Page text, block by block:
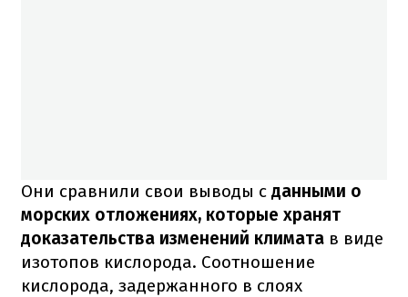
Они сравнили свои выводы с данными о
морских отложениях, которые хранят
доказательства изменений климата в виде
изотопов кислорода. Соотношение
кислорода, задержанного в слоях